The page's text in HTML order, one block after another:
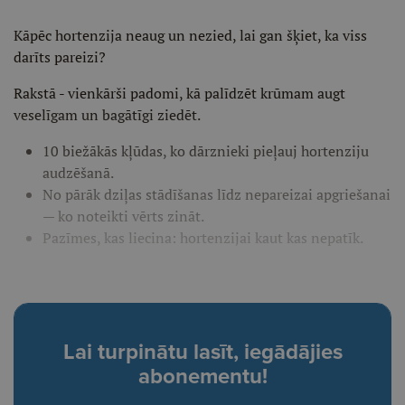
Kāpēc hortenzija neaug un nezied, lai gan šķiet, ka viss
darīts pareizi?
Rakstā - vienkārši padomi, kā palīdzēt krūmam augt
veselīgam un bagātīgi ziedēt.
10 biežākās kļūdas, ko dārznieki pieļauj hortenziju
audzēšanā.
No pārāk dziļas stādīšanas līdz nepareizai apgriešanai
— ko noteikti vērts zināt.
Pazīmes, kas liecina: hortenzijai kaut kas nepatīk.
Lai turpinātu lasīt, iegādājies
abonementu!